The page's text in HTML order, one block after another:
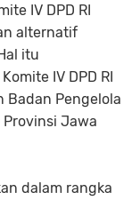
IV DPD RI
alternatif
itu
IV DPD RI
Badan Pengelola
Provinsi Jawa
dalam rangka